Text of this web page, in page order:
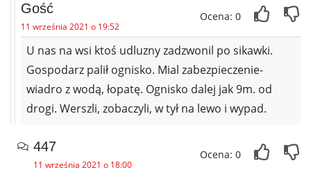
Gość
11 września 2021 o 19:52
Ocena: 0
U nas na wsi ktoś udluzny zadzwonil po sikawki.
Gospodarz palił ognisko. Mial zabezpieczenie-
wiadro z wodą, łopatę. Ognisko dalej jak 9m. od
drogi. Werszli, zobaczyli, w tył na lewo i wypad.
447
11 września 2021 o 18:00
Ocena: 0